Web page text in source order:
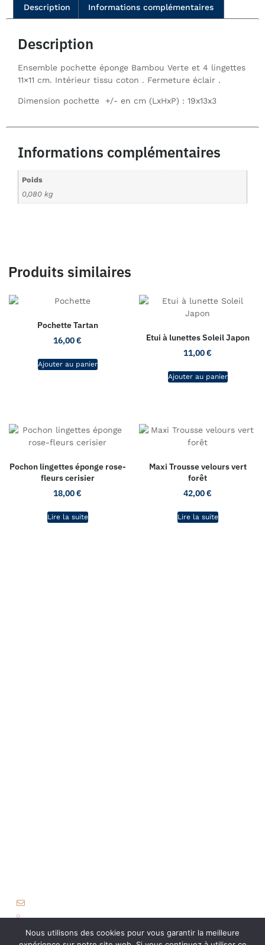
Description Informations complémentaires
Description
Ensemble pochette éponge Bambou Verte et 4 lingettes
11×11 cm. Intérieur tissu coton . Fermeture éclair .
Dimension pochette +/- en cm (LxHxP) : 19x13x3
Informations complémentaires
Poids
0,080 kg
Produits similaires
Pochette Tartan
16,00€
Ajouter au panier
Etui à lunettes Soleil Japon
11,00€
Ajouter au panier
Pochon lingettes éponge rose-
fleurs cerisier
18,00€
Lire la suite
Maxi Trousse velours vert
forêt
42,00€
Lire la suite
06 03 04 38 37
Nous utilisons des cookies pour vous garantir la meilleure